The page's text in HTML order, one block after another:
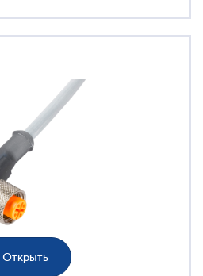
Открыть